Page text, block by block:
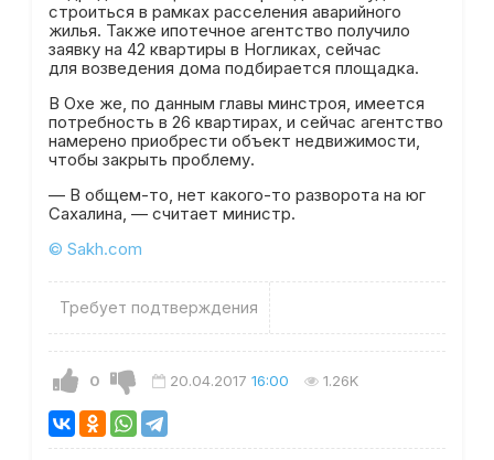
строиться в рамках расселения аварийного
жилья. Также ипотечное агентство получило
заявку на 42 квартиры в Ногликах, сейчас
для возведения дома подбирается площадка.
В Охе же, по данным главы минстроя, имеется
потребность в 26 квартирах, и сейчас агентство
намерено приобрести объект недвижимости,
чтобы закрыть проблему.
— В общем-то, нет какого-то разворота на юг
Сахалина, — считает министр.
© Sakh.com
Требует подтверждения
0 20.04.2017 16:00 1.26K